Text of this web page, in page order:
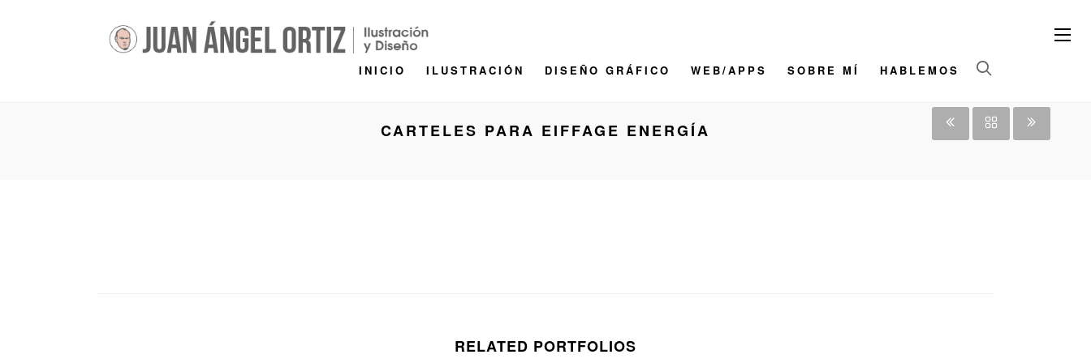
INICIO ILUSTRACIÓN DISEÑO GRÁFICO WEB/APPS SOBRE MÍ HABLEMOS
CARTELES PARA EIFFAGE ENERGÍA
RELATED PORTFOLIOS